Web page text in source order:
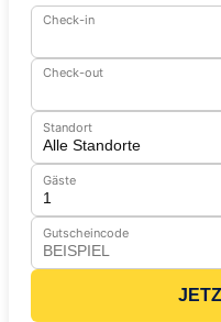
Check-in
Check-out
Standort
Gäste
Gutscheincode